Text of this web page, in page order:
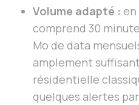
Volume adapté : en
comprend 30
Mo de data
amplement
résidentielle
quelques alertes